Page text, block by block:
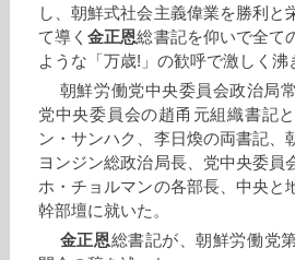
し、朝鮮式社会主義偉業を勝利と
て導く金正恩総書記を仰いで全て
ような「万歳!」の歓呼で激しく沸
朝鮮労働党中央委員会政治局
党中央委員会の趙甬元組織書記
ン・サンハク、李日煥の両書記、
ヨンジン総政治局長、党中央委員
ホ・チョルマンの各部長、中央と
幹部壇に就いた。
金正恩総書記が、朝鮮労働党